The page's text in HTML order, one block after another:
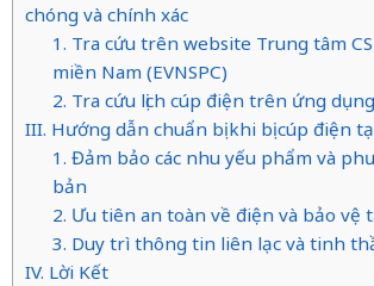
chóng và chính xác
1. Tra cứu trên website Trung tâm
miền Nam (EVNSPC)
2. Tra cứu lịch cúp điện trên ứng dụng
III. Hướng dẫn chuẩn bị khi bị cúp điện
1. Đảm bảo các nhu yếu phẩm và
bản
2. Ưu tiên an toàn về điện và bảo vệ
3. Duy trì thông tin liên lạc và tinh
IV. Lời Kết